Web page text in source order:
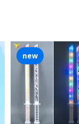
new